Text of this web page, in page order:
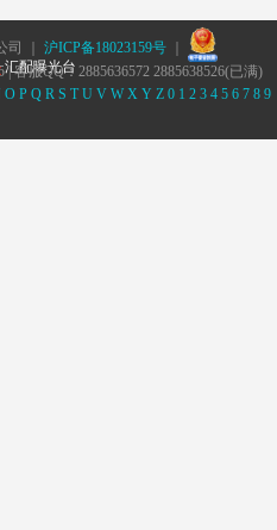
司 ｜ 沪ICP备18023159号｜
汇配曝光台
客服QQ：2885636572 2885638526(已满)
O P Q R S T U V W X Y Z 0 1 2 3 4 5 6 7 8 9